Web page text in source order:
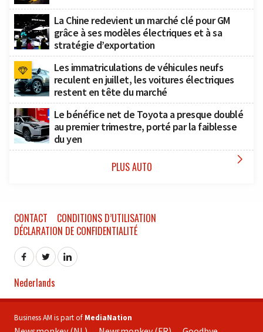
La Chine redevient un marché clé pour GM
grâce à ses modèles électriques et à sa
stratégie d’exportation
Les immatriculations de véhicules neufs
reculent en juillet, les voitures électriques
restent en tête du marché
Le bénéfice net de Toyota a presque doublé
au premier trimestre, porté par la faiblesse
du yen
PLUS AUTO 
CONTACT
CONDITIONS D’UTILISATION
DÉCLARATION DE CONFIDENTIALITÉ
Nederlands
Business AM is part of MediaNation